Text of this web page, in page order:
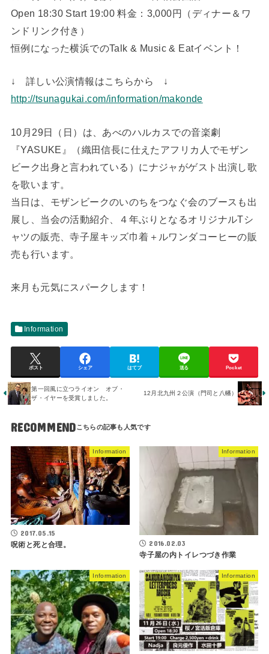
Open 18:30 Start 19:00 料金：3,000円（ディナー＆ワ
ンドリンク付き）
恒例になった横浜でのTalk & Music & Eatイベント！
↓ 詳しい公演情報はこちらから ↓
http://tsunagukai.com/information/makonde
10月29日（日）は、あべのハルカスでの音楽劇
『YASUKE』（織田信長に仕えたアフリカ人でモザン
ビーク出身と言われている）にナジャがゲスト出演し歌
を歌います。
当日は、モザンビークのいのちをつなぐ会のブースも出
展し、当会の活動紹介、４年ぶりとなるオリジナルTシ
ャツの販売、寺子屋キッズ巾着＋ルワンダコーヒーの販
売も行います。
来月も元気にスパークします！
Information
ポスト シェア はてブ 送る Pocket
第一回風に立つライオン オブ・
ザ・イヤーを受賞しました。
12月北九州２公演（門司と八幡）
RECOMMEND
Information
2017.05.15
呪術と死と合理。
Information
2016.02.03
寺子屋の内トイレつづき作業
Information Information